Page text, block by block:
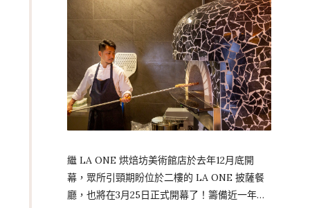
MARKET 打造食尚…
繼 LA ONE 烘焙坊美術館店於去年12月底開
幕，眾所引頸期盼位於二樓的 LA ONE 披薩餐
廳，也將在3月25日正式開幕了！籌備近一年，